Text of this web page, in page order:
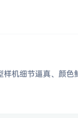
样机细节逼真、颜色